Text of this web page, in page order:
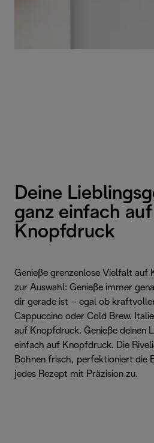
Deine
ganz einfach auf
Knopfdruck
Genieße grenzenlose Vielfalt auf
zur Auswahl: Genieße immer
dir gerade ist – egal ob
Cappuccino oder Cold Brew.
auf Knopfdruck. Genieße deinen
einfach auf Knopfdruck. Die
Bohnen frisch, perfektioniert die
jedes Rezept mit Präzision zu.